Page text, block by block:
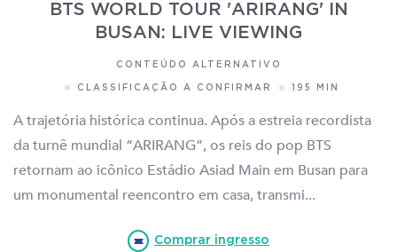
BTS WORLD TOUR 'ARIRANG' IN
BUSAN: LIVE VIEWING
CONTEÚDO ALTERNATIVO
CLASSIFICAÇÃO A CONFIRMAR 195 MIN
A trajetória histórica continua. Após a estreia recordista
da turnê mundial “ARIRANG”, os reis do pop BTS
retornam ao icônico Estádio Asiad Main em Busan para
um monumental reencontro em casa, transmi...
Comprar ingresso